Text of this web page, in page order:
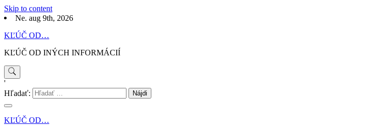
Skip to content
Ne. aug 9th, 2026
KĽÚČ OD…
KĽÚČ OD INÝCH INFORMÁCIÍ
'
Hľadať:
KĽÚČ OD…